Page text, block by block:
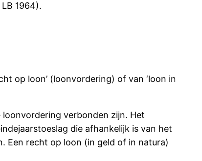
1964).
op loon’ (loonvordering) of van ‘loon in
loonvordering verbonden zijn. Het
die afhankelijk is van het
Een recht op loon (in geld of in natura)